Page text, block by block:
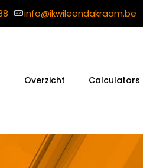
info@ikwileendakraam.be
Overzicht Calculators